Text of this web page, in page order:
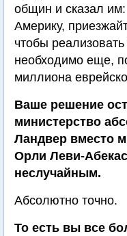
общин и сказал
Америку,
чтобы
необходимо еще,
миллиона
Ваше решение
министерство
Ландвер вместо
Орли Леви-
неслучайным.
Абсолютно точно.
То есть вы все